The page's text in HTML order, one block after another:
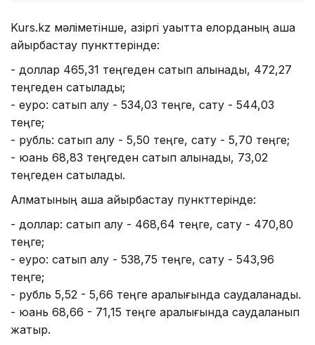
Kurs.kz мәліметінше, қазіргі уақытта елорданың ақша
айырбастау пункттерінде:
- доллар 465,31 теңгеден сатып алынады, 472,27
теңгеден сатылады;
- еуро: сатып алу - 534,03 теңге, сату - 544,03
теңге;
- рубль: сатып алу - 5,50 теңге, сату - 5,70 теңге;
- юань 68,83 теңгеден сатып алынады, 73,02
теңгеден сатылады.
Алматының ақша айырбастау пункттерінде:
- доллар: сатып алу - 468,64 теңге, сату - 470,80
теңге;
- еуро: сатып алу - 538,75 теңге, сату - 543,96
теңге;
- рубль 5,52 - 5,66 теңге аралығында саудаланады.
- юань 68,66 - 71,15 теңге аралығында саудаланып
жатыр.